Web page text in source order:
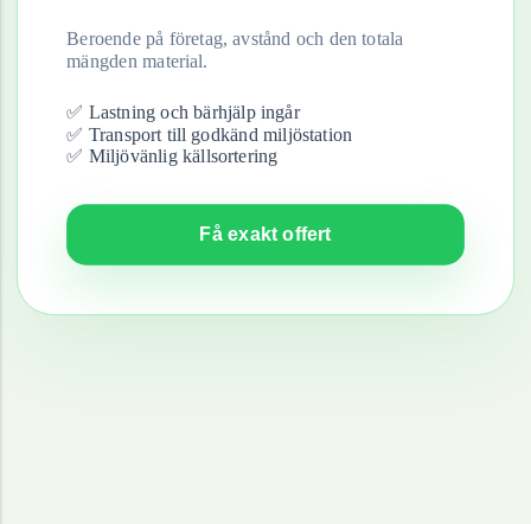
Beroende på företag, avstånd och den totala
mängden material.
✅ Lastning och bärhjälp ingår
✅ Transport till godkänd miljöstation
✅ Miljövänlig källsortering
Få exakt offert